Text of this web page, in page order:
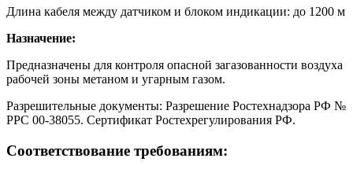
Длина кабеля между датчиком и блоком индикации: до 1200 м
Назначение:
Предназначены для контроля опасной загазованности воздуха
рабочей зоны метаном и угарным газом.
Разрешительные документы: Разрешение Ростехнадзора РФ №
РРС 00-38055. Сертификат Ростехрегулирования РФ.
Соответствование требованиям: